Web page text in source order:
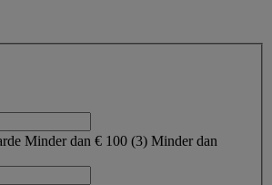
Minder dan € 100 (3) Minder dan